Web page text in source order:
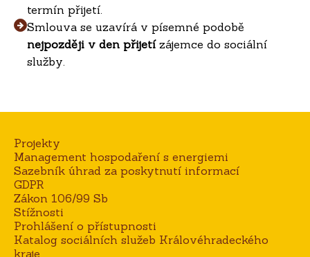
termín přijetí.
Smlouva se uzavírá v písemné podobě
nejpozději v den přijetízájemce do sociální
služby.
Projekty
Management hospodaření s energiemi
Sazebník úhrad za poskytnutí informací
GDPR
Zákon 106/99 Sb
Stížnosti
Prohlášení o přístupnosti
Katalog sociálních služeb Královéhradeckého
kraje